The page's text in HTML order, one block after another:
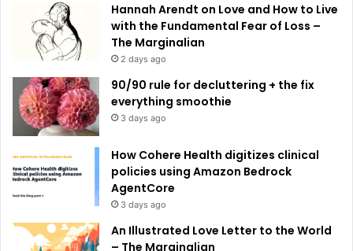
Hannah Arendt on Love and How to Live
with the Fundamental Fear of Loss –
The Marginalian
2 days ago
90/90 rule for decluttering + the fix
everything smoothie
3 days ago
How Cohere Health digitizes clinical
policies using Amazon Bedrock
AgentCore
3 days ago
An Illustrated Love Letter to the World
– The Marginalian